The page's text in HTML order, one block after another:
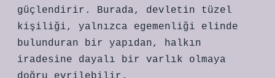
güçlendirir. Burada, devletin tüzel
kişiliği, yalnızca egemenliği elinde
bulunduran bir yapıdan, halkın
iradesine dayalı bir varlık olmaya